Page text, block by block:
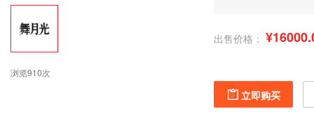
浏览910次
出售价格：
立即购买